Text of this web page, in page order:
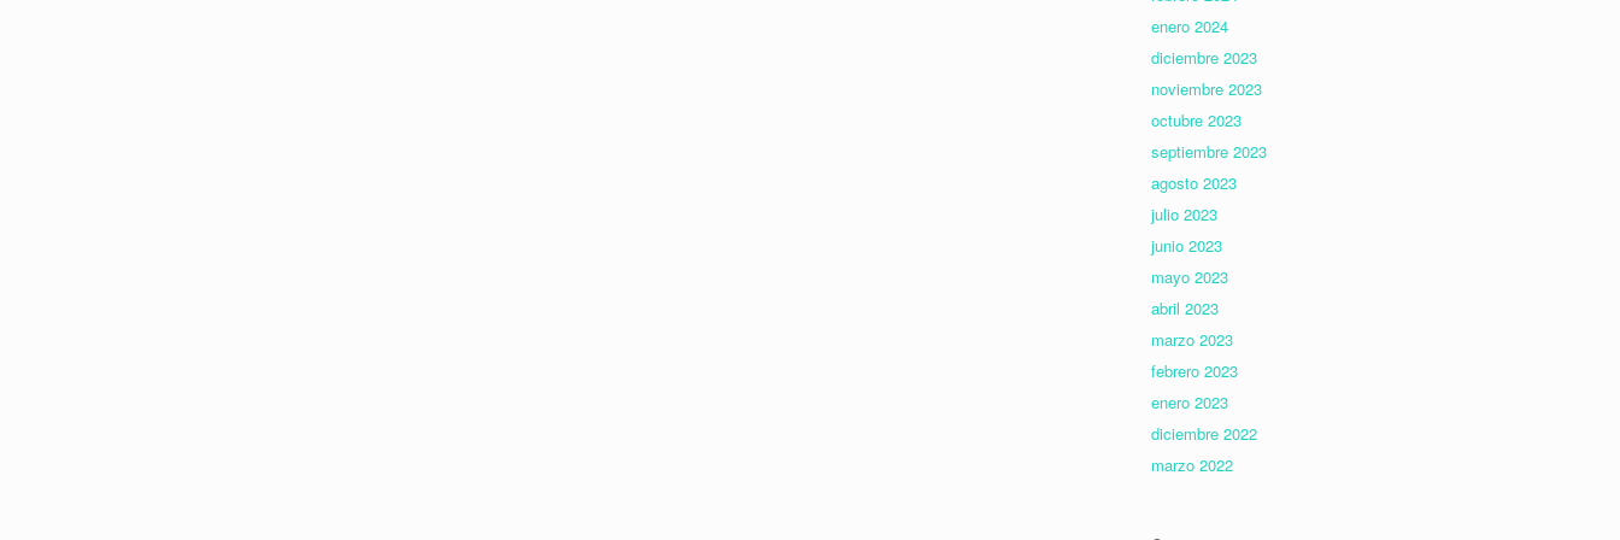
enero 2024
diciembre 2023
noviembre 2023
octubre 2023
septiembre 2023
agosto 2023
julio 2023
junio 2023
mayo 2023
abril 2023
marzo 2023
febrero 2023
enero 2023
diciembre 2022
marzo 2022